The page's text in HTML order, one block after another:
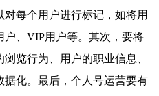
每个用户进行标记，如将用
户、VIP用户等。其次，要将
览行为、用户的职业信息、
据化。最后，个人号运营要有